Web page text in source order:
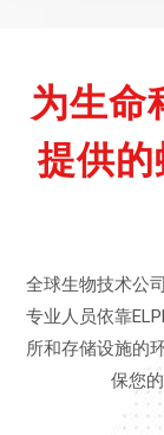
为生命
提供
全球生物技术公
专业人员依靠
所和存储设施的
保您